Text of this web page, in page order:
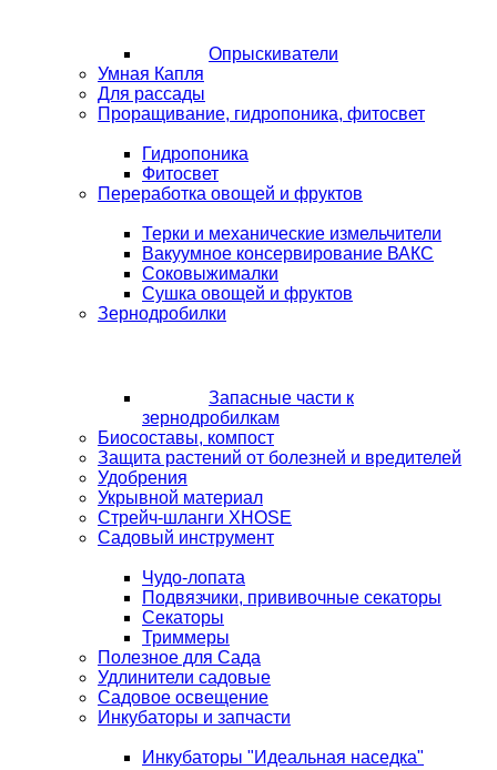
Опрыскиватели
Умная Капля
Для рассады
Проращивание, гидропоника, фитосвет
Гидропоника
Фитосвет
Переработка овощей и фруктов
Терки и механические измельчители
Вакуумное консервирование ВАКС
Соковыжималки
Сушка овощей и фруктов
Зернодробилки
Запасные части к
зернодробилкам
Биосоставы, компост
Защита растений от болезней и вредителей
Удобрения
Укрывной материал
Стрейч-шланги XHOSE
Садовый инструмент
Чудо-лопата
Подвязчики, прививочные секаторы
Секаторы
Триммеры
Полезное для Сада
Удлинители садовые
Садовое освещение
Инкубаторы и запчасти
Инкубаторы "Идеальная наседка"